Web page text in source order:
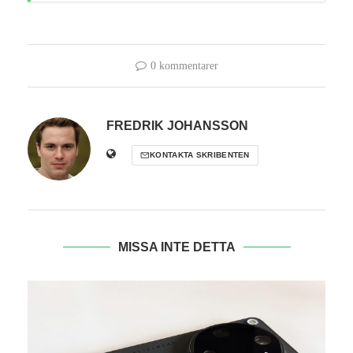
0 kommentarer
FREDRIK JOHANSSON
KONTAKTA SKRIBENTEN
MISSA INTE DETTA